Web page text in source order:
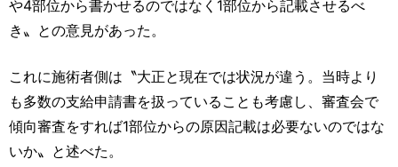
や4部位から書かせるのではなく1部位から記載させるべ
き〟との意見があった。
これに施術者側は〝大正と現在では状況が違う。当時より
も多数の支給申請書を扱っていることも考慮し、審査会で
傾向審査をすれば1部位からの原因記載は必要ないのではな
いか〟と述べた。